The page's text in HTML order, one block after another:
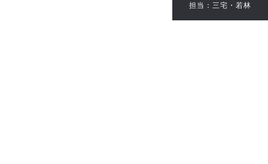
担当：三宅・若林